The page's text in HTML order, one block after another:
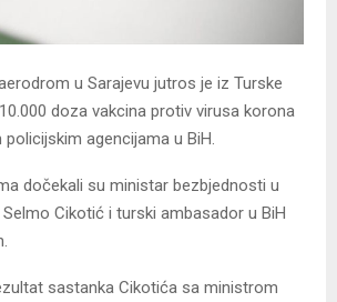
u Sarajevu jutros je iz Turske
doza vakcina protiv virusa korona
agencijama u BiH.
dočekali su ministar bezbjednosti u
Cikotić i turski ambasador u BiH
sastanka Cikotića sa ministrom